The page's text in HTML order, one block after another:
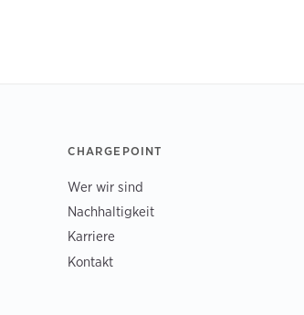
CHARGEPOINT
Wer wir sind
Nachhaltigkeit
Karriere
Kontakt